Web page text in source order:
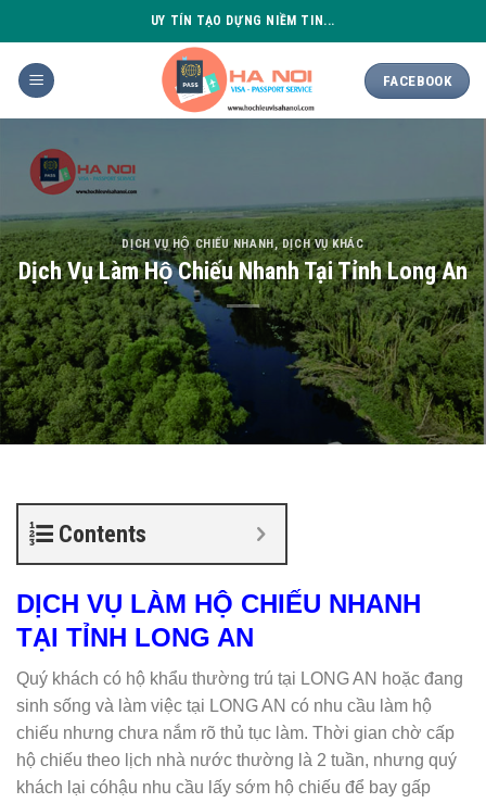
to
content
UY TÍN TẠO DỰNG NIỀM TIN...
FACEBOOK
DỊCH VỤ HỘ CHIẾU NHANH,DỊCH VỤ KHÁC
Dịch Vụ Làm Hộ Chiếu Nhanh Tại Tỉnh Long An
Contents
DỊCH VỤ LÀM HỘ CHIẾU NHANH
TẠI TỈNH LONG AN
Quý khách có hộ khẩu thường trú tại LONG AN hoặc đang
sinh sống và làm việc tại LONG AN có nhu cầu làm hộ
chiếu nhưng chưa nắm rõ thủ tục làm. Thời gian chờ cấp
hộ chiếu theo lịch nhà nước thường là 2 tuần, nhưng quý
khách lại cóhậu nhu cầu lấy sớm hộ chiếu để bay gấp